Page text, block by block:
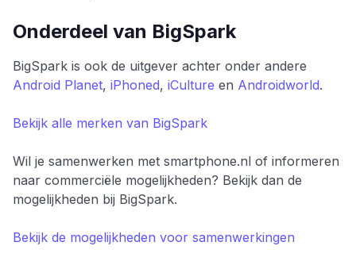
Onderdeel van BigSpark
BigSpark is ook de uitgever achter onder andere
Android Planet, iPhoned, iCulture en Androidworld.
Bekijk alle merken van BigSpark
Wil je samenwerken met smartphone.nl of informeren
naar commerciële mogelijkheden? Bekijk dan de
mogelijkheden bij BigSpark.
Bekijk de mogelijkheden voor samenwerkingen